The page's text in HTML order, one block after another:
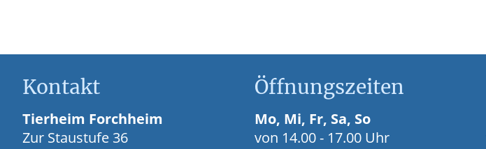
Kontakt
Tierheim Forchheim
Zur Staustufe 36
Öffnungszeiten
Mo, Mi, Fr, Sa, So
von 14.00 - 17.00 Uhr